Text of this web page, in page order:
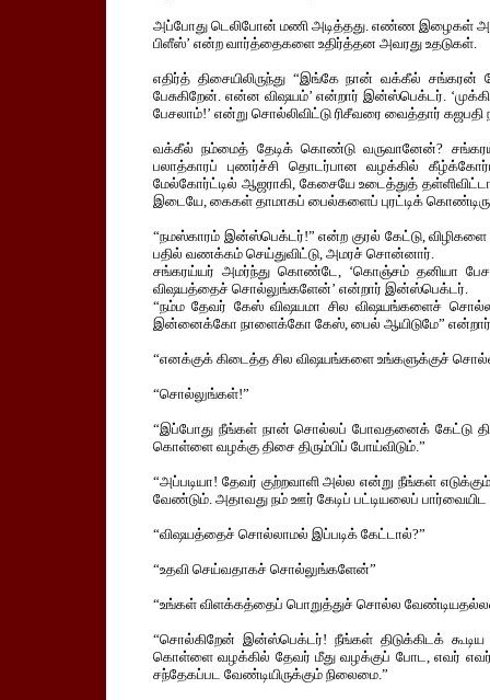
அப்போது டெலிபோன் மணி அடித்தது. எண்ண இழைகள்
பிளீஸ்’ என்ற வார்த்தைகளை உதிர்த்தன அவரது உதடுகள்.
எதிர்த் திசையிலிருந்து “இங்கே நான் வக்கீல் சங்கரன்
பேசுகிறேன். என்ன விஷயம்’ என்றார் இன்ஸ்பெக்டர்.
பேசலாம்!’ என்று சொல்லிவிட்டு ரிசீவரை வைத்தார் கஜபதி
வக்கீல் நம்மைத் தேடிக் கொண்டு வருவானேன்?
பலாத்காரப் புணர்ச்சி தொடர்பான வழக்கில்
மேல்கோர்ட்டில் ஆஜராகி, கேசையே உடைத்துத்
இடையே, கைகள் தாமாகப் பைல்களைப் புரட்டிக்
“நமஸ்காரம் இன்ஸ்பெக்டர்!” என்ற குரல் கேட்டு, விழிகளை
பதில் வணக்கம் செய்துவிட்டு, அமரச் சொன்னார்.
சங்கரய்யர் அமர்ந்து கொண்டே, ‘கொஞ்சம் தனியா
விஷயத்தைச் சொல்லுங்களேன்’ என்றார் இன்ஸ்பெக்டர்.
“நம்ம தேவர் கேஸ் விஷயமா சில விஷயங்களைச்
இன்னைக்கோ நாளைக்கோ கேஸ், பைல் ஆயிடுமே”
“எனக்குக் கிடைத்த சில விஷயங்களை உங்களுக்குச்
“சொல்லுங்கள்!”
“இப்போது நீங்கள் நான் சொல்லப் போவதனைக் கேட்டு
கொள்ளை வழக்கு திசை திரும்பிப் போய்விடும்.”
“அப்படியா! தேவர் குற்றவாளி அல்ல என்று நீங்கள்
வேண்டும். அதாவது நம் ஊர் கேடிப் பட்டியலைப்
“விஷயத்தைச் சொல்லாமல் இப்படிக் கேட்டால்?”
“உதவி செய்வதாகச் சொல்லுங்களேன்”
“உங்கள் விளக்கத்தைப் பொறுத்துச் சொல்ல
“சொல்கிறேன் இன்ஸ்பெக்டர்! நீங்கள் திடுக்கிடக்
கொள்ளை வழக்கில் தேவர் மீது வழக்குப் போட, எவர்
சந்தேகப்பட வேண்டியிருக்கும் நிலைமை.”